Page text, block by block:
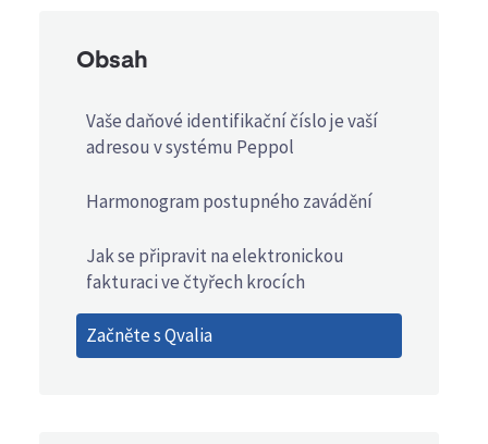
Obsah
Vaše daňové identifikační číslo je vaší
adresou v systému Peppol
Harmonogram postupného zavádění
Jak se připravit na elektronickou
fakturaci ve čtyřech krocích
Začněte s Qvalia